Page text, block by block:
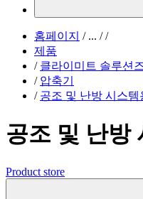
홈페이지 /... / /
제품
/ 클라이미트 솔루션
/ 압축기
/ 공조 및 난방 시스템
공조 및 난방
Product store